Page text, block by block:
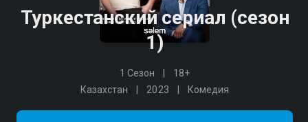
Туркестанский сериал (сезон
1)
1 Сезон
18+
Казахстан
2023 Комедия